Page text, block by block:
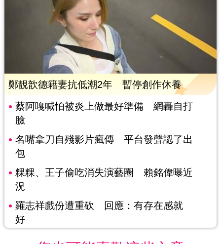
鄭靚歆德籍妻抗低潮2年 暫停創作休養
蔡阿嘎喊怕被炎上做最好準備 網轟自打
臉
名嘴拿刀自殘影片瘋傳 平台發聲認了出
包
粿粿、王子偷吃消失演藝圈 賴銘偉曝近
況
羅志祥戲份遭重砍 回應：有存在感就
好